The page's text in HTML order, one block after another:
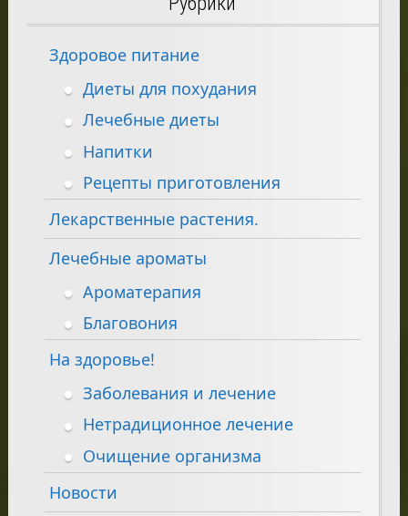
Здоровое питание
Диеты для похудания
Лечебные диеты
Напитки
Рецепты приготовления
Лекарственные растения.
Лечебные ароматы
Ароматерапия
Благовония
На здоровье!
Заболевания и лечение
Нетрадиционное лечение
Очищение организма
Новости